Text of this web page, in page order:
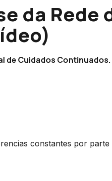
da Rede
de Cuidados Continuados.
constantes por parte